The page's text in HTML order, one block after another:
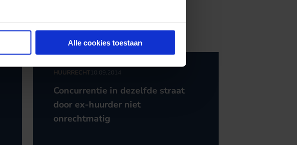
Alle cookies toestaan
HUURRECHT10.09.2014
Concurrentie in dezelfde straat
door ex-huurder niet
onrechtmatig